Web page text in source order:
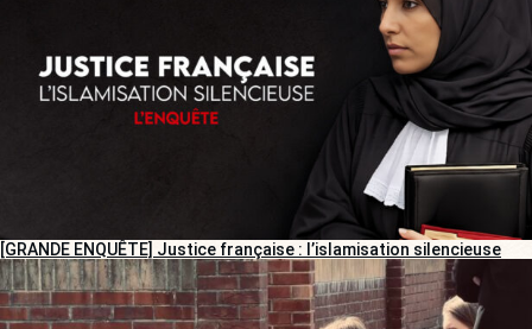
[GRANDE ENQUÊTE] Justice française : l’islamisation silencieuse